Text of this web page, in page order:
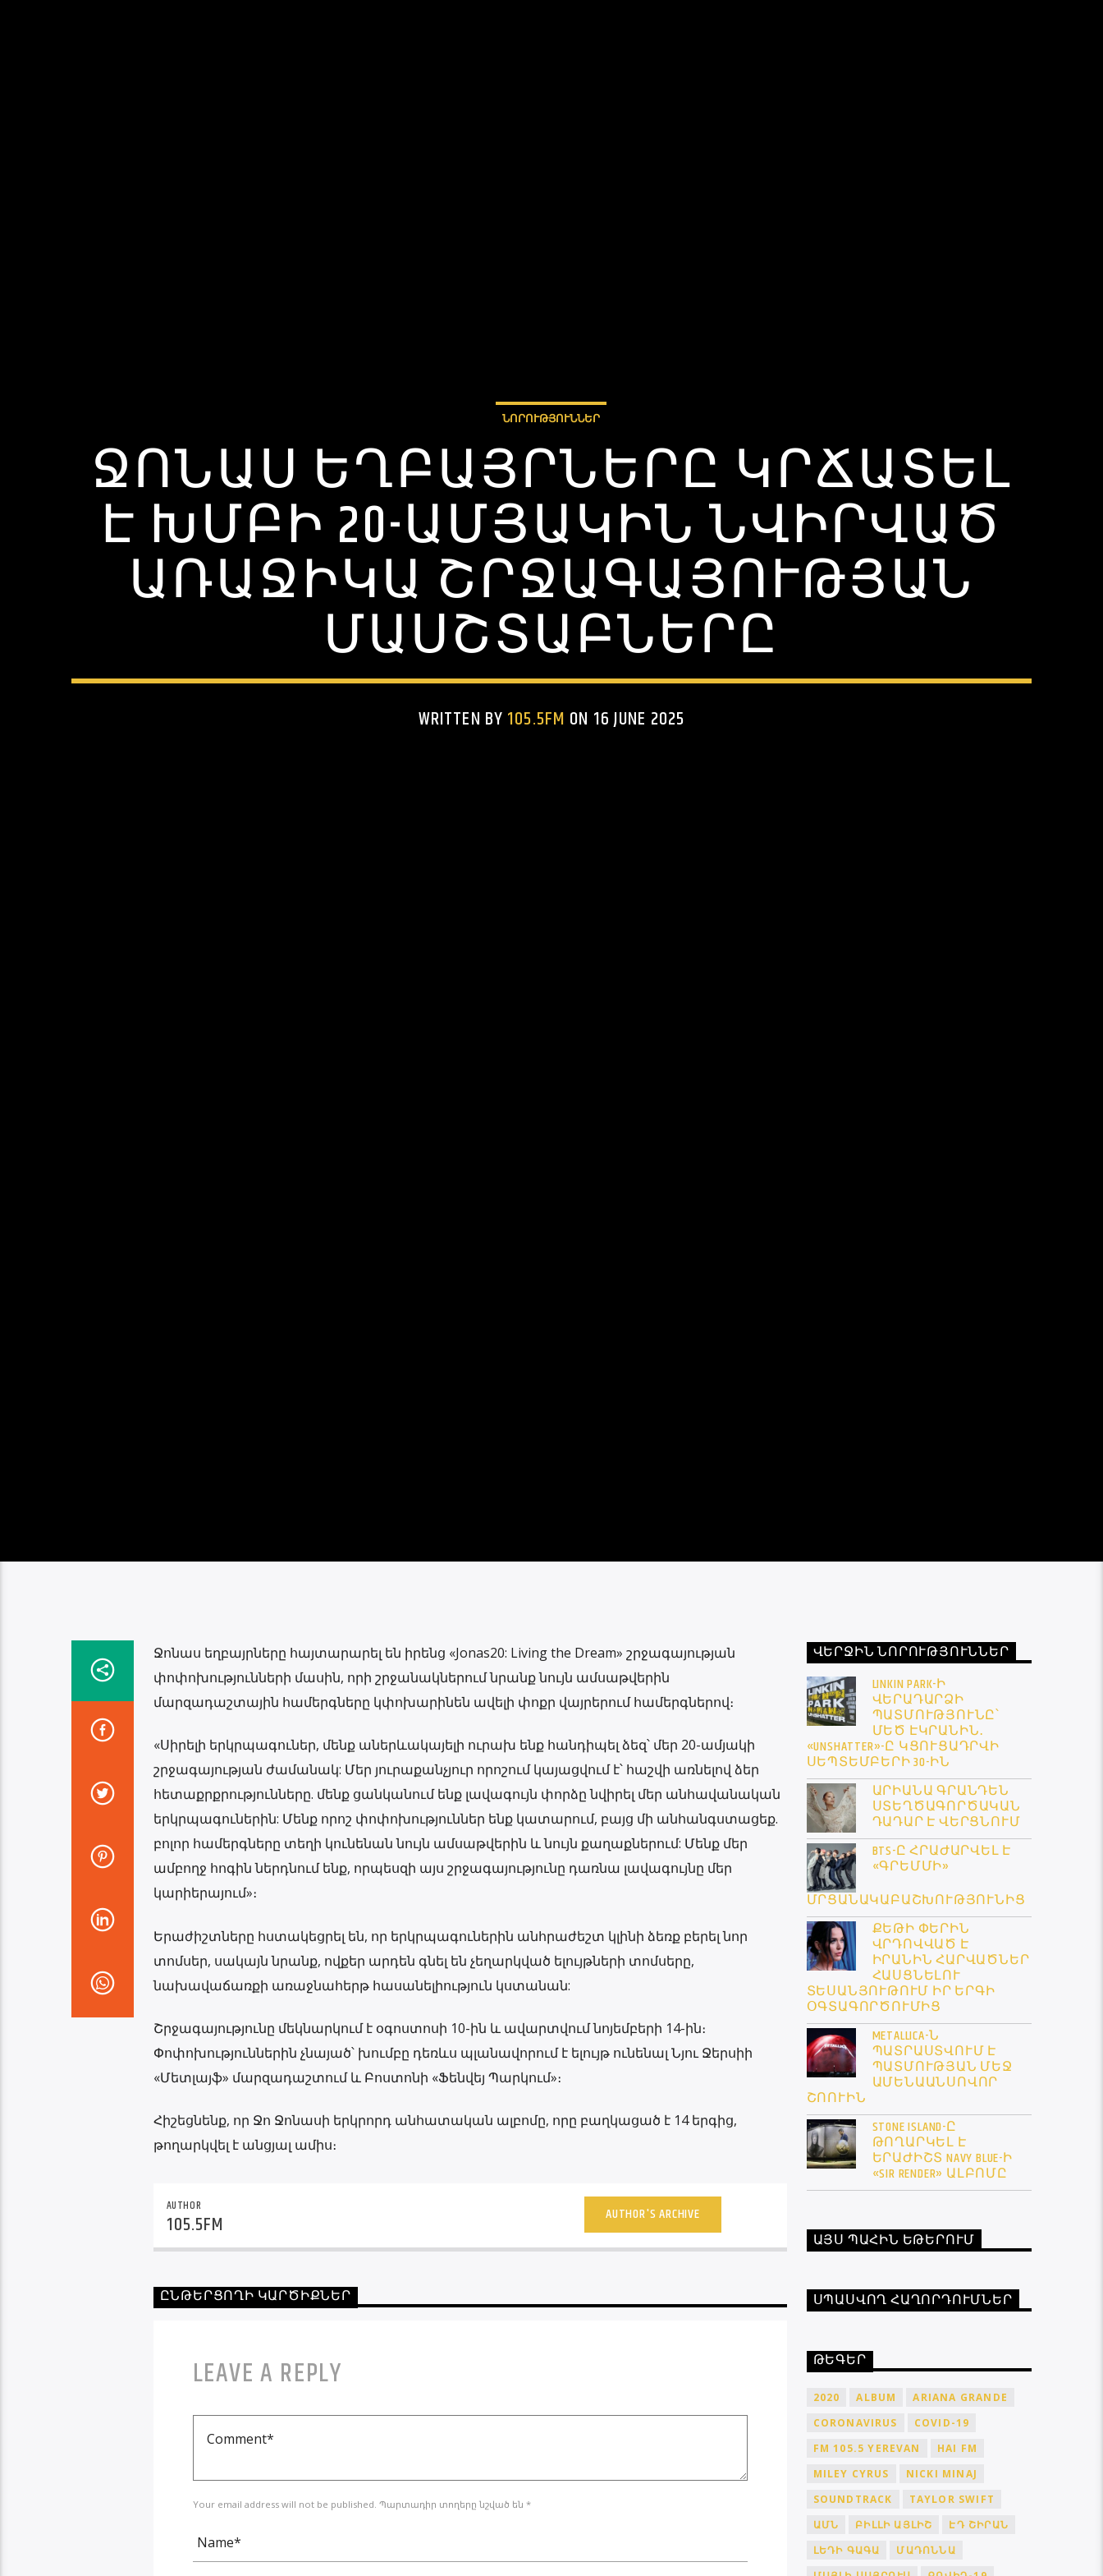
ՆՈՐՈՒԹՅՈՒՆՆԵՐ
ՋՈՆԱՍ ԵՂԲԱՅՐՆԵՐԸ ԿՐՃԱՏԵԼ
Է ԽՄԲԻ 20-ԱՄՅԱԿԻՆ ՆՎԻՐՎԱԾ
ԱՌԱՋԻԿԱ ՇՐՋԱԳԱՅՈՒԹՅԱՆ
ՄԱՍՇՏԱԲՆԵՐԸ
WRITTEN BY 105.5FM ON 16 JUNE 2025
Ջոնաս եղբայրները հայտարարել են իրենց «Jonas20: Living the Dream» շրջագայության
փոփոխությունների մասին, որի շրջանակներում նրանք նույն ամսաթվերին
մարզադաշտային համերգները կփոխարինեն ավելի փոքր վայրերում համերգներով։
«Սիրելի երկրպագուներ, մենք աներևակայելի ուրախ ենք հանդիպել ձեզ՝ մեր 20-ամյակի
շրջագայության ժամանակ: Մեր յուրաքանչյուր որոշում կայացվում է՝ հաշվի առնելով ձեր
հետաքրքրությունները. մենք ցանկանում ենք լավագույն փորձը նվիրել մեր անհավանական
երկրպագուներին: Մենք որոշ փոփոխություններ ենք կատարում, բայց մի անհանգստացեք.
բոլոր համերգները տեղի կունենան նույն ամսաթվերին և նույն քաղաքներում: Մենք մեր
ամբողջ հոգին ներդնում ենք, որպեսզի այս շրջագայությունը դառնա լավագույնը մեր
կարիերայում»։
Երաժիշտները հստակեցրել են, որ երկրպագուներին անհրաժեշտ կլինի ձեռք բերել նոր
տոմսեր, սակայն նրանք, ովքեր արդեն գնել են չեղարկված ելույթների տոմսերը,
նախավաճառքի առաջնահերթ հասանելիություն կստանան:
Շրջագայությունը մեկնարկում է օգոստոսի 10-ին և ավարտվում նոյեմբերի 14-ին։
Փոփոխություններին չնայած՝ խումբը դեռևս պլանավորում է ելույթ ունենալ Նյու Ջերսիի
«Մետլայֆ» մարզադաշտում և Բոստոնի «Ֆենվեյ Պարկում»։
Հիշեցնենք, որ Ջո Ջոնասի երկրորդ անհատական ​​ալբոմը, որը բաղկացած է 14 երգից,
թողարկվել է անցյալ ամիս։
AUTHOR
105.5FM AUTHOR'S ARCHIVE
ԸՆԹԵՐՑՈՂԻ ԿԱՐԾԻՔՆԵՐ
LEAVE A REPLY
Your email address will not be published. Պարտադիր տողերը նշված են *
ՎԵՐՋԻՆ ՆՈՐՈՒԹՅՈՒՆՆԵՐ
LINKIN PARK-Ի
ՎԵՐԱԴԱՐՁԻ
ՊԱՏՄՈՒԹՅՈՒՆԸ՝
ՄԵԾ ԷԿՐԱՆԻՆ․
«UNSHATTER»-Ը ԿՑՈՒՑԱԴՐՎԻ
ՍԵՊՏԵՄԲԵՐԻ 30-ԻՆ
ԱՐԻԱՆԱ ԳՐԱՆԴԵՆ
ՍՏԵՂԾԱԳՈՐԾԱԿԱՆ
ԴԱԴԱՐ Է ՎԵՐՑՆՈՒՄ
BTS-Ը ՀՐԱԺԱՐՎԵԼ Է
«ԳՐԵՄՄԻ»
ՄՐՑԱՆԱԿԱԲԱՇԽՈՒԹՅՈՒՆԻՑ
ՔԵԹԻ ՓԵՐԻՆ
ՎՐԴՈՎՎԱԾ Է
ԻՐԱՆԻՆ ՀԱՐՎԱԾՆԵՐ
ՀԱՍՑՆԵԼՈՒ
ՏԵՍԱՆՅՈՒԹՈՒՄ ԻՐ ԵՐԳԻ
ՕԳՏԱԳՈՐԾՈՒՄԻՑ
METALLICA-Ն
ՊԱՏՐԱՍՏՎՈՒՄ Է
ՊԱՏՄՈՒԹՅԱՆ ՄԵՋ
ԱՄԵՆԱԱՆՍՈՎՈՐ
ՇՈՈՒԻՆ
STONE ISLAND-Ը
ԹՈՂԱՐԿԵԼ Է
ԵՐԱԺԻՇՏ NAVY BLUE-Ի
«SIR RENDER» ԱԼԲՈՄԸ
ԱՅՍ ՊԱՀԻՆ ԵԹԵՐՈՒՄ
ՍՊԱՍՎՈՂ ՀԱՂՈՐԴՈՒՄՆԵՐ
ԹԵԳԵՐ
2020 ALBUM
ARIANA GRANDE
CORONAVIRUS
COVID-19
FM 105.5 YEREVAN
HAI FM
MILEY CYRUS
NICKI MINAJ
SOUNDTRACK
TAYLOR SWIFT
ԱՄՆ
ԲԻԼԼԻ ԱՅԼԻՇ
ԷԴ ՇԻՐԱՆ
ԼԵԴԻ ԳԱԳԱ
ՄԱԴՈՆՆԱ